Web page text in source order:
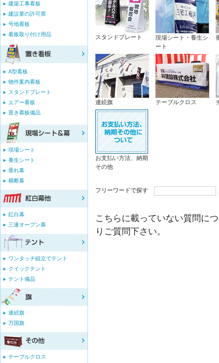
スタンドプレート
現場シート・養生シ
ート
連続旗 テーブルクロス
お支払い方法、納期
その他
フリーワードで探す
こちらに載っていない質問に
りご質問下さい。
建築工事看板
建設業の許可票
号地看板
看板取り付け用品
A型看板
物件案内看板
スタンドプレート
エアー看板
置き看板備品
現場シート
養生シート
垂れ幕
横断幕
紅白幕
三連オープン幕
ワンタッチ組立てテント
クイックテント
テント備品
連続旗
万国旗
テーブルクロス